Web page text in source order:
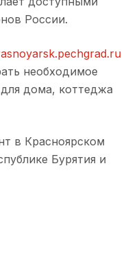
России.
необходимое
дома, коттеджа
в Красноярском
Бурятия и